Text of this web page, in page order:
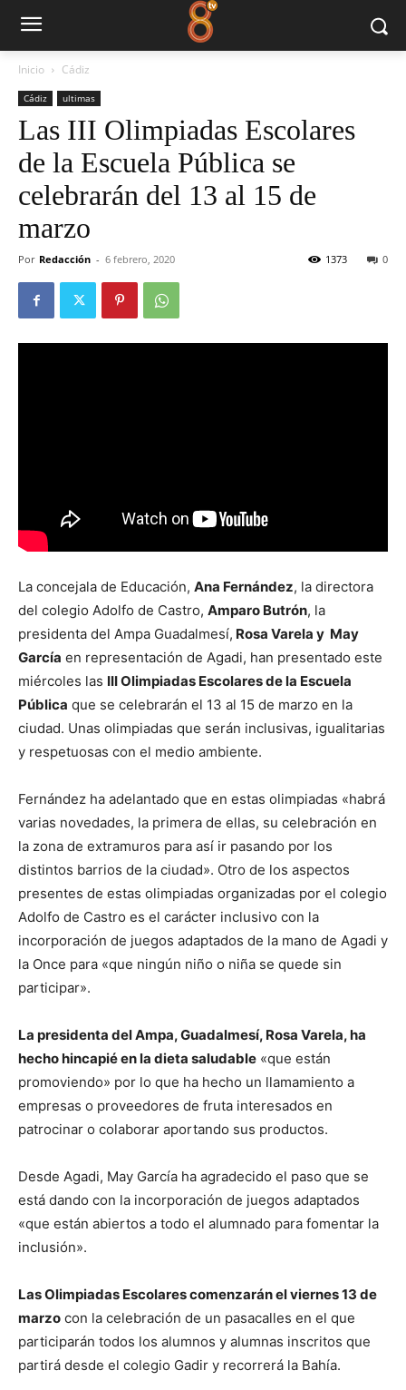
Inicio Cádiz
Cádiz ultimas
Las III Olimpiadas Escolares
de la Escuela Pública se
celebrarán del 13 al 15 de
marzo
Por Redacción - 6 febrero, 2020 0
1373
La concejala de Educación, Ana Fernández, la directora
del colegio Adolfo de Castro, Amparo Butrón, la
presidenta del Ampa Guadalmesí, Rosa Varela y May
García en representación de Agadi, han presentado este
miércoles las III Olimpiadas Escolares de la Escuela
Pública que se celebrarán el 13 al 15 de marzo en la
ciudad. Unas olimpiadas que serán inclusivas, igualitarias
y respetuosas con el medio ambiente.
Fernández ha adelantado que en estas olimpiadas «habrá
varias novedades, la primera de ellas, su celebración en
la zona de extramuros para así ir pasando por los
distintos barrios de la ciudad». Otro de los aspectos
presentes de estas olimpiadas organizadas por el colegio
Adolfo de Castro es el carácter inclusivo con la
incorporación de juegos adaptados de la mano de Agadi y
la Once para «que ningún niño o niña se quede sin
participar».
La presidenta del Ampa, Guadalmesí, Rosa Varela, ha
hecho hincapié en la dieta saludable «que están
promoviendo» por lo que ha hecho un llamamiento a
empresas o proveedores de fruta interesados en
patrocinar o colaborar aportando sus productos.
Desde Agadi, May García ha agradecido el paso que se
está dando con la incorporación de juegos adaptados
«que están abiertos a todo el alumnado para fomentar la
inclusión».
Las Olimpiadas Escolares comenzarán el viernes 13 de
marzo con la celebración de un pasacalles en el que
participarán todos los alumnos y alumnas inscritos que
partirá desde el colegio Gadir y recorrerá la Bahía.